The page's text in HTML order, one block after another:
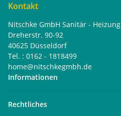
Kontakt
Nitschke GmbH Sanitär - Heizung
Dreherstr. 90-92
40625 Düsseldorf
Tel. : 0162 - 1818499
home@nitschkegmbh.de
Informationen
Rechtliches